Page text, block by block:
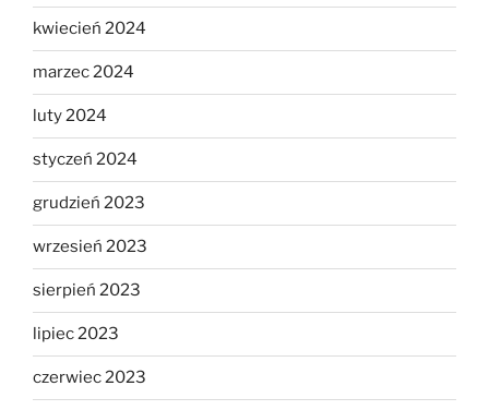
kwiecień 2024
marzec 2024
luty 2024
styczeń 2024
grudzień 2023
wrzesień 2023
sierpień 2023
lipiec 2023
czerwiec 2023